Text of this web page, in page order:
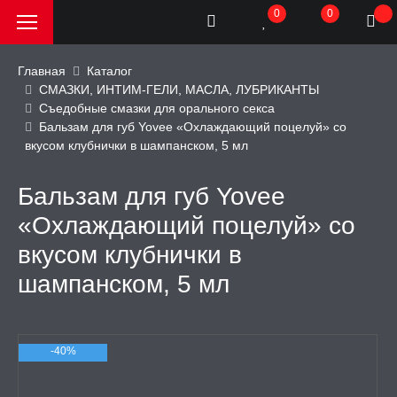
АКЦИИ и
ИГРУШКИ
БЕЛЬЕ
0 0
Главная
Каталог
СМАЗКИ, ИНТИМ-ГЕЛИ, МАСЛА, ЛУБРИКАНТЫ
Съедобные смазки для орального секса
Бальзам для губ Yovee «Охлаждающий поцелуй» со
вкусом клубнички в шампанском, 5 мл
Бальзам для губ Yovee
«Охлаждающий поцелуй» со
вкусом клубнички в
шампанском, 5 мл
-40%